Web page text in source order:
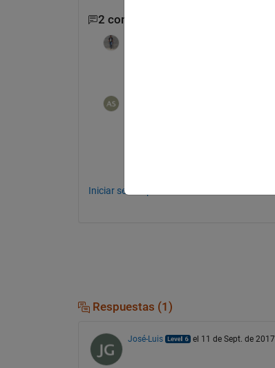
2 comentarios
Iniciar sesión para comentar.
Respuestas (1)
José-Luis el 11 de Sept. de 2017